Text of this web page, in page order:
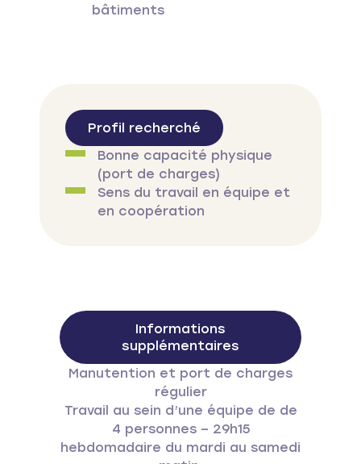
bâtiments
Profil recherché
Bonne capacité physique
(port de charges)
Sens du travail en équipe et
en coopération
Informations
supplémentaires
Manutention et port de charges
régulier
Travail au sein d’une équipe de de
4 personnes – 29h15
hebdomadaire du mardi au samedi